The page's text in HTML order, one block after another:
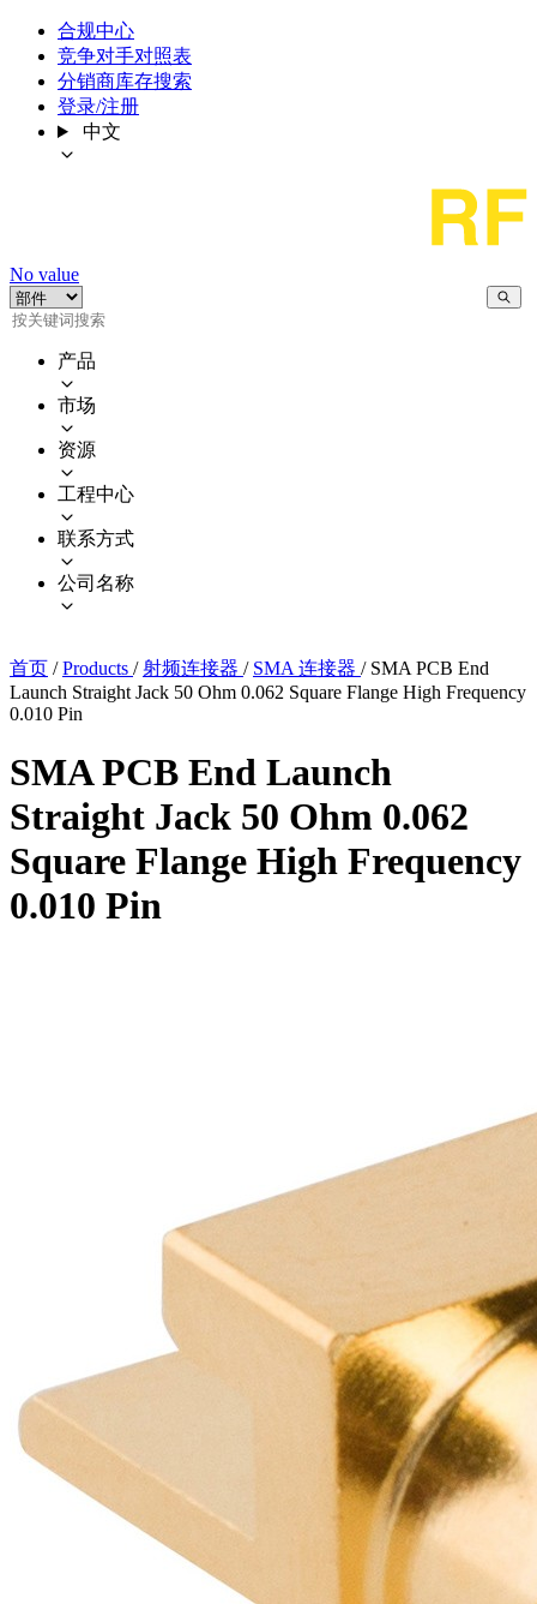
合规中心
竞争对手对照表
分销商库存搜索
登录/注册
中文
No value
产品
市场
资源
工程中心
联系方式
公司名称
首页 / Products / 射频连接器 / SMA 连接器 / SMA PCB End
Launch Straight Jack 50 Ohm 0.062 Square Flange High Frequency
0.010 Pin
SMA PCB End Launch
Straight Jack 50 Ohm 0.062
Square Flange High Frequency
0.010 Pin